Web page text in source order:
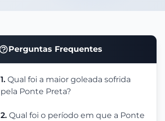
Perguntas Frequentes
1. Qual foi a maior goleada sofrida
pela Ponte Preta?
2. Qual foi o período em que a Ponte